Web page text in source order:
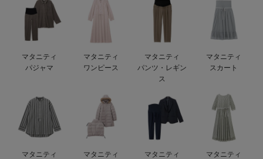
Gift Selection 出産祝い
保育園・入園準備特集
ファルスカ
デロンギ
マタニティ
パジャマ
マタニティ
ワンピース
マタニティ
パンツ・レギン
ス
マタニティ
スカート
マタニティ
マタニティ
マタニティ
マタニティ